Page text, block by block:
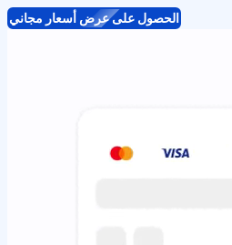
الحصول على عرض أسعار مجاني